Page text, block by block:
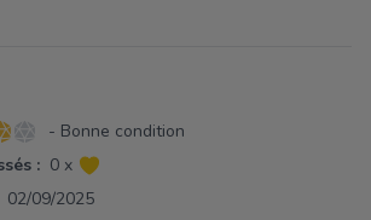
- Bonne condition
: 0 x
02/09/2025